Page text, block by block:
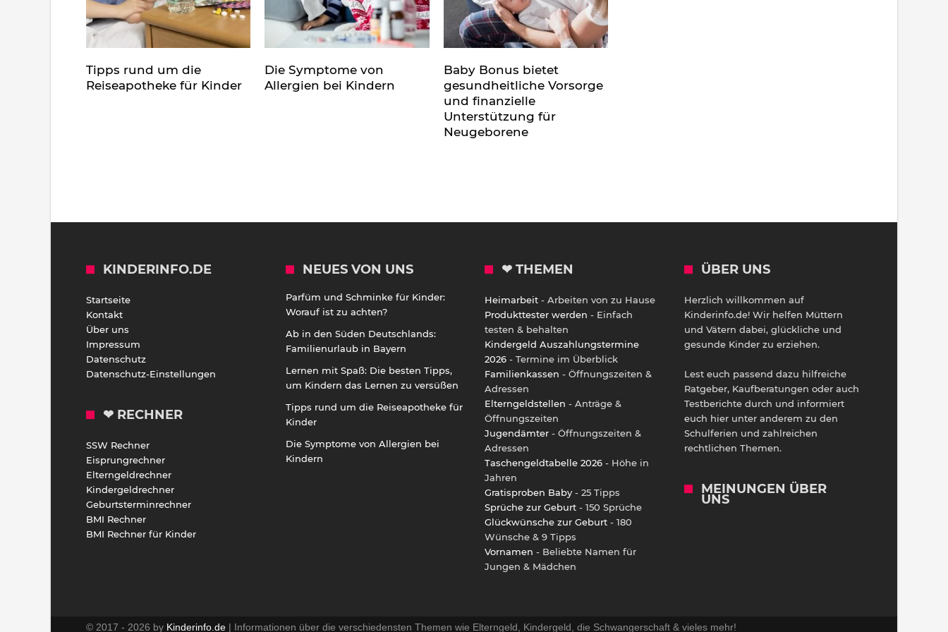
Tipps rund um die
Reiseapotheke für Kinder
Die Symptome von
Allergien bei Kindern
Baby Bonus bietet
gesundheitliche Vorsorge
und finanzielle
Unterstützung für
Neugeborene
KINDERINFO.DE
Startseite
Kontakt
Über uns
Impressum
Datenschutz
Datenschutz-Einstellungen
❤ RECHNER
SSW Rechner
Eisprungrechner
Elterngeldrechner
Kindergeldrechner
Geburtsterminrechner
BMI Rechner
BMI Rechner für Kinder
NEUES VON UNS
Parfüm und Schminke für Kinder:
Worauf ist zu achten?
Ab in den Süden Deutschlands:
Familienurlaub in Bayern
Lernen mit Spaß: Die besten Tipps,
um Kindern das Lernen zu versüßen
Tipps rund um die Reiseapotheke für
Kinder
Die Symptome von Allergien bei
Kindern
❤ THEMEN
Heimarbeit - Arbeiten von zu Hause
Produkttester werden - Einfach
testen & behalten
Kindergeld Auszahlungstermine
2026 - Termine im Überblick
Familienkassen - Öffnungszeiten &
Adressen
Elterngeldstellen - Anträge &
Öffnungszeiten
Jugendämter - Öffnungszeiten &
Adressen
Taschengeldtabelle 2026 - Höhe in
Jahren
Gratisproben Baby - 25 Tipps
Sprüche zur Geburt - 150 Sprüche
Glückwünsche zur Geburt - 180
Wünsche & 9 Tipps
Vornamen - Beliebte Namen für
Jungen & Mädchen
ÜBER UNS
Herzlich willkommen auf
Kinderinfo.de! Wir helfen Müttern
und Vätern dabei, glückliche und
gesunde Kinder zu erziehen.
Lest euch passend dazu hilfreiche
Ratgeber, Kaufberatungen oder auch
Testberichte durch und informiert
euch hier unter anderem zu den
Schulferien und zahlreichen
rechtlichen Themen.
MEINUNGEN ÜBER
UNS
© 2017 - 2026 by Kinderinfo.de | Informationen über die verschiedensten Themen wie Elterngeld, Kindergeld, die Schwangerschaft & vieles mehr!